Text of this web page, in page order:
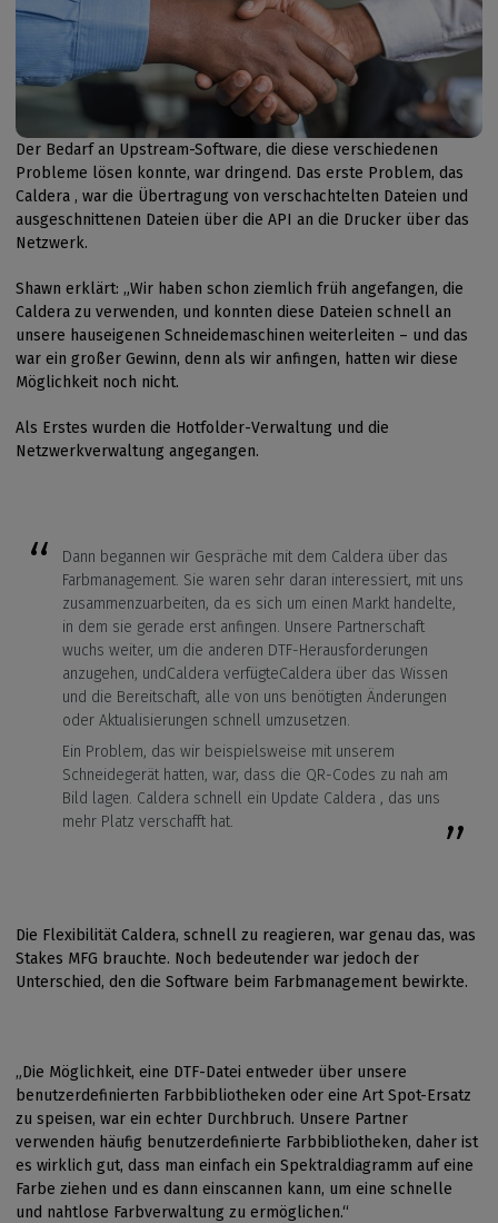
Der Bedarf an Upstream-Software, die diese verschiedenen
Probleme lösen konnte, war dringend. Das erste Problem, das
Caldera , war die Übertragung von verschachtelten Dateien und
ausgeschnittenen Dateien über die API an die Drucker über das
Netzwerk.
Shawn erklärt: „Wir haben schon ziemlich früh angefangen, die
Caldera zu verwenden, und konnten diese Dateien schnell an
unsere hauseigenen Schneidemaschinen weiterleiten – und das
war ein großer Gewinn, denn als wir anfingen, hatten wir diese
Möglichkeit noch nicht.
Als Erstes wurden die Hotfolder-Verwaltung und die
Netzwerkverwaltung angegangen.
Dann begannen wir Gespräche mit dem Caldera über das
Farbmanagement. Sie waren sehr daran interessiert, mit uns
zusammenzuarbeiten, da es sich um einen Markt handelte,
in dem sie gerade erst anfingen. Unsere Partnerschaft
wuchs weiter, um die anderen DTF-Herausforderungen
anzugehen, undCaldera verfügteCaldera über das Wissen
und die Bereitschaft, alle von uns benötigten Änderungen
oder Aktualisierungen schnell umzusetzen.
Ein Problem, das wir beispielsweise mit unserem
Schneidegerät hatten, war, dass die QR-Codes zu nah am
Bild lagen. Caldera schnell ein Update Caldera , das uns
mehr Platz verschafft hat.
Die Flexibilität Caldera, schnell zu reagieren, war genau das, was
Stakes MFG brauchte. Noch bedeutender war jedoch der
Unterschied, den die Software beim Farbmanagement bewirkte.
„Die Möglichkeit, eine DTF-Datei entweder über unsere
benutzerdefinierten Farbbibliotheken oder eine Art Spot-Ersatz
zu speisen, war ein echter Durchbruch. Unsere Partner
verwenden häufig benutzerdefinierte Farbbibliotheken, daher ist
es wirklich gut, dass man einfach ein Spektraldiagramm auf eine
Farbe ziehen und es dann einscannen kann, um eine schnelle
und nahtlose Farbverwaltung zu ermöglichen.“